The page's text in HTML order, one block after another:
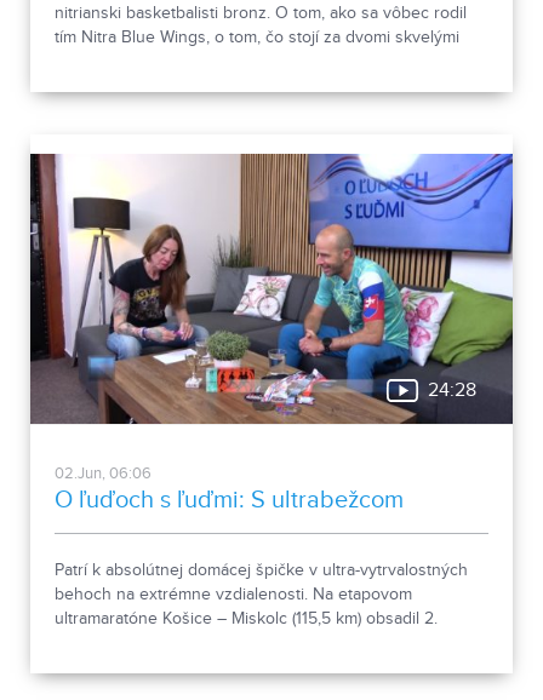
nitrianski basketbalisti bronz. O tom, ako sa vôbec rodil
tím Nitra Blue Wings, o tom, čo stojí za dvomi skvelými
24:28
02.Jun, 06:06
O ľuďoch s ľuďmi: S ultrabežcom
Patrí k absolútnej domácej špičke v ultra-vytrvalostných
behoch na extrémne vzdialenosti. Na etapovom
ultramaratóne Košice – Miskolc (115,5 km) obsadil 2.